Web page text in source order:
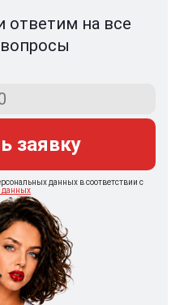
ответим на все
заявку
данных в соответствии с
данных